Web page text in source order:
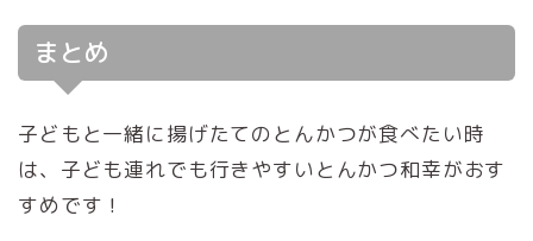
まとめ
子どもと一緒に揚げたてのとんかつが食べたい時
は、子ども連れでも行きやすいとんかつ和幸がおす
すめです！